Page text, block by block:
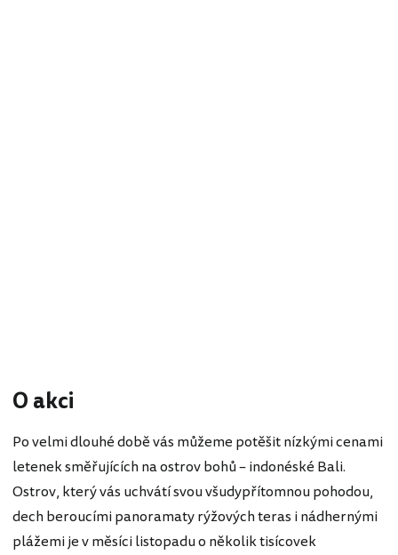
O akci
Po velmi dlouhé době vás můžeme potěšit nízkými cenami
letenek směřujících na ostrov bohů – indonéské Bali.
Ostrov, který vás uchvátí svou všudypřítomnou pohodou,
dech beroucími panoramaty rýžových teras i nádhernými
plážemi je v měsíci listopadu o několik tisícovek